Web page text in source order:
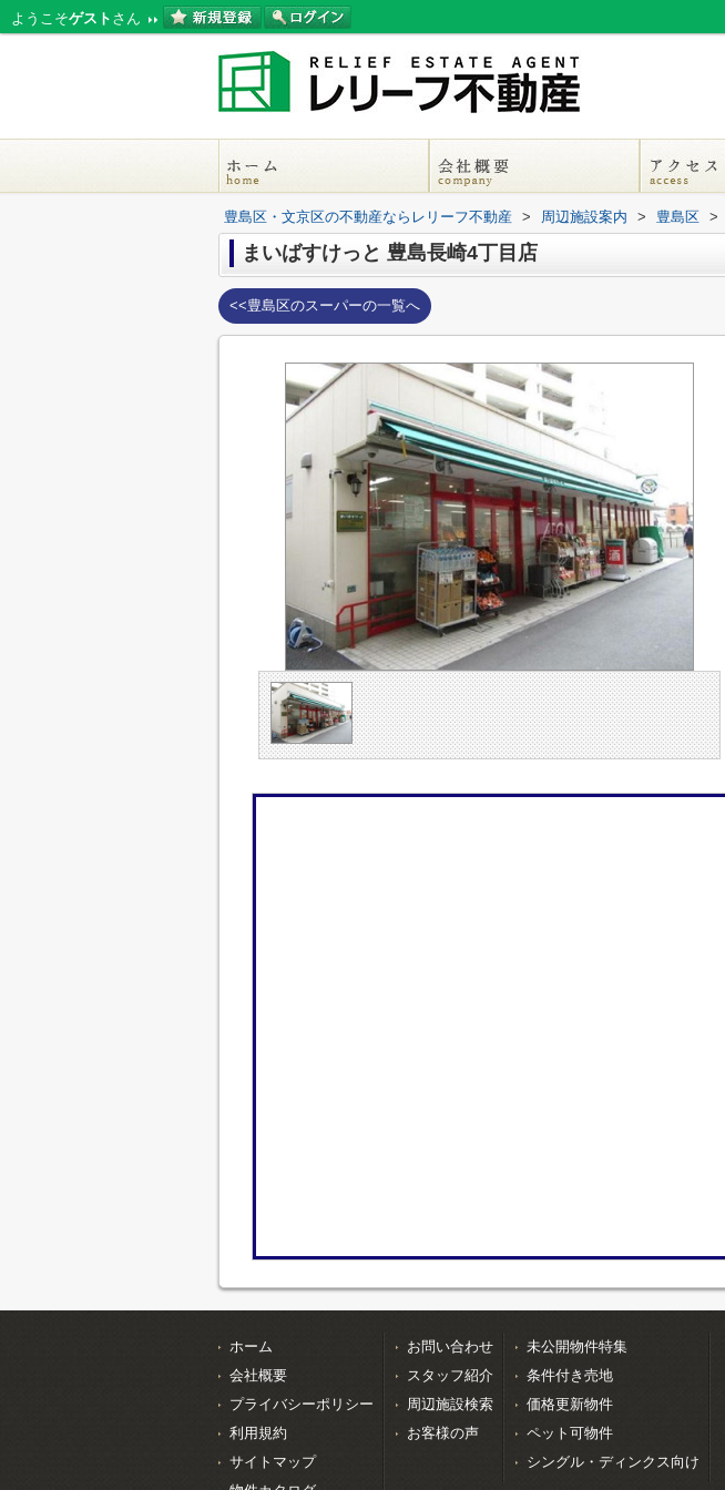
ようこそゲスト さん
豊島区・文京区の不動産ならレリーフ不動産 > 周辺施設案内 > 豊島区 >
まいばすけっと 豊島長崎4丁目店
<<豊島区のスーパーの一覧へ
ホーム
会社概要
プライバシーポリシー
利用規約
サイトマップ
お問い合わせ
スタッフ紹介
周辺施設検索
お客様の声
未公開物件特集
条件付き売地
価格更新物件
ペット可物件
シングル・ディンクス向け